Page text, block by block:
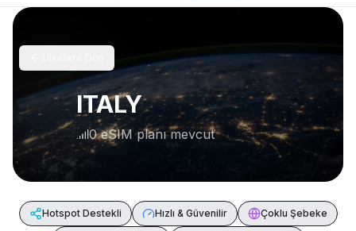
ITALY
0 eSIM planı mevcut
Hotspot Destekli Hızlı & Güvenilir Çoklu Şebeke